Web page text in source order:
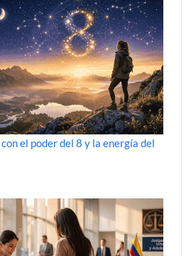
el poder del 8 y la energía del